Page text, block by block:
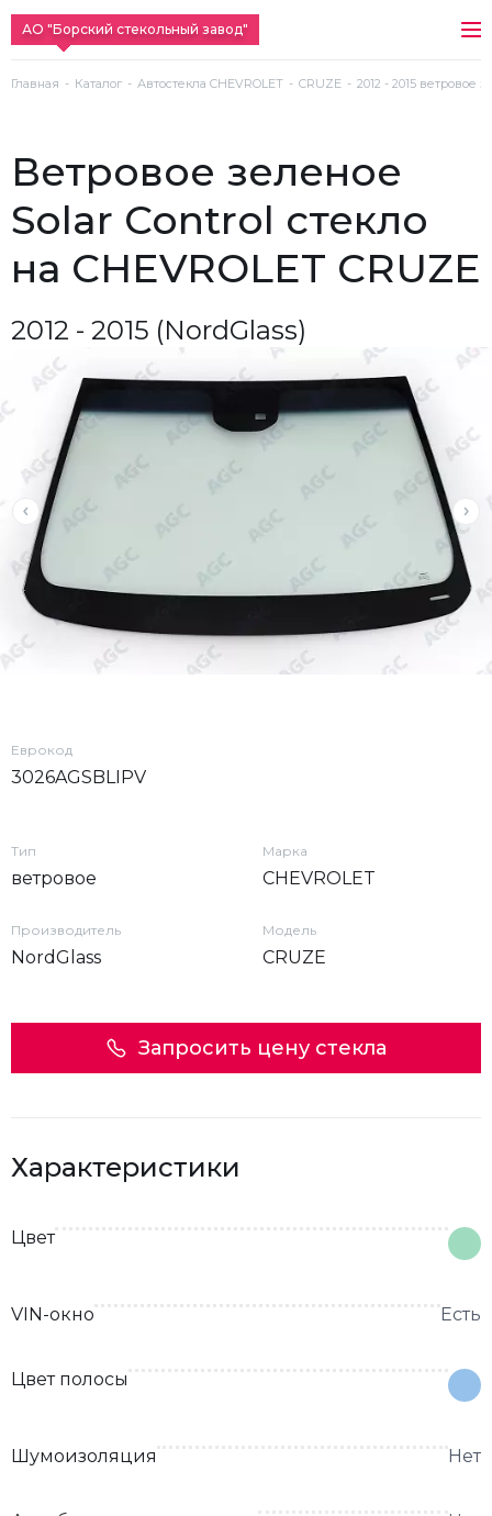
АО "Борский стекольный завод"
Главная Каталог Автостекла CHEVROLET CRUZE 2012 - 2015 ветровое
ветровое зеленое
Solar Control стекло
на CHEVROLET CRUZE
2012 - 2015 (NordGlass)
Еврокод
3026AGSBLIPV
Тип
ветровое
Марка
CHEVROLET
Производитель
NordGlass
Модель
CRUZE
Запросить цену стекла
Характеристики
Цвет
VIN-окно Есть
Цвет полосы
Шумоизоляция Нет